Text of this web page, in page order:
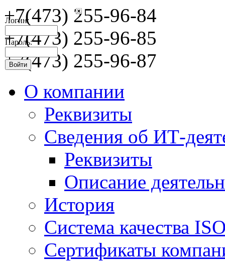
Логин:
Пароль:
+7(473) 255-96-84
+7(473) 255-96-85
+7(473) 255-96-87
О компании
Реквизиты
Сведения об ИТ-
Реквизиты
Описание
История
Система качества
Сертификаты